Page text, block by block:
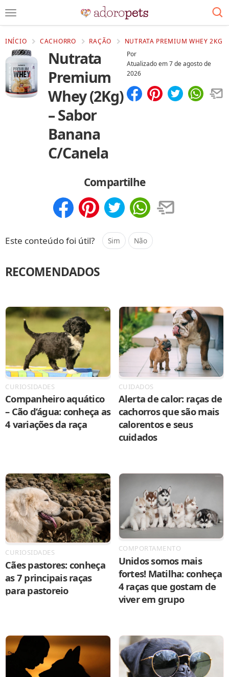
INÍCIO CACHORRO RAÇÃO NUTRATA PREMIUM WHEY 2KG
Nutrata
Premium
Whey (2Kg)
– Sabor
Banana
C/Canela
Por
Atualizado em7 de agosto de
2026
Compartilhe
Este conteúdo foi útil? Sim Não
RECOMENDADOS
CURIOSIDADES
Companheiro aquático
– Cão d’água: conheça as
4 variações da raça
CUIDADOS
Alerta de calor: raças de
cachorros que são mais
calorentos e seus
cuidados
CURIOSIDADES
Cães pastores: conheça
as 7 principais raças
para pastoreio
COMPORTAMENTO
Unidos somos mais
fortes! Matilha: conheça
4 raças que gostam de
viver em grupo